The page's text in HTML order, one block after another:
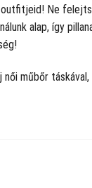
Ne
alap, így
műbőr táskával,